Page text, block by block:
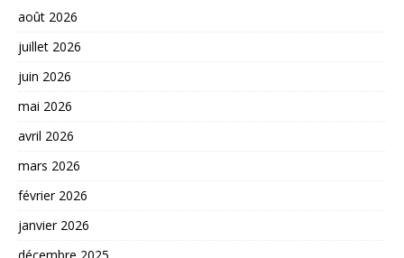
août 2026
juillet 2026
juin 2026
mai 2026
avril 2026
mars 2026
février 2026
janvier 2026